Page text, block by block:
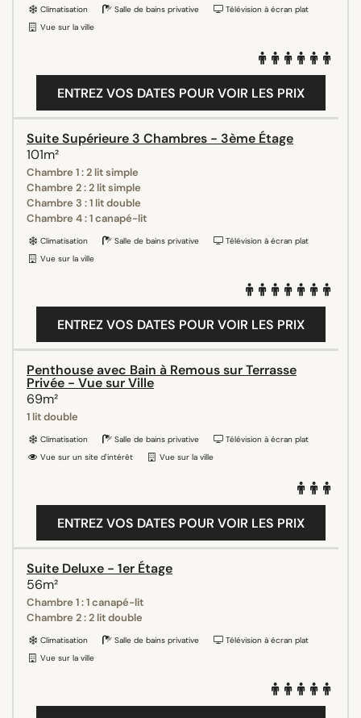
Climatisation Salle de bains privative
Télévision à écran plat
Vue sur la ville
ENTREZ VOS DATES POUR VOIR LES PRIX
Suite Supérieure 3 Chambres - 3ème Étage
101m²
Chambre 1 : 2 lit simple
Chambre 2 : 2 lit simple
Chambre 3 : 1 lit double
Chambre 4 : 1 canapé-lit
Climatisation Salle de bains privative
Télévision à écran plat
Vue sur la ville
ENTREZ VOS DATES POUR VOIR LES PRIX
Penthouse avec Bain à Remous sur Terrasse
Privée - Vue sur Ville
69m²
1 lit double
Climatisation Salle de bains privative
Télévision à écran plat
Vue sur un site d'intérêt
Vue sur la ville
ENTREZ VOS DATES POUR VOIR LES PRIX
Suite Deluxe - 1er Étage
56m²
Chambre 1 : 1 canapé-lit
Chambre 2 : 2 lit double
Climatisation Salle de bains privative
Télévision à écran plat
Vue sur la ville